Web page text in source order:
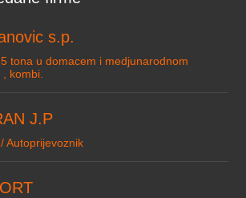
s.p.
tona u domacem i medjunarodnom
kombi.
J.P
Autoprijevoznik